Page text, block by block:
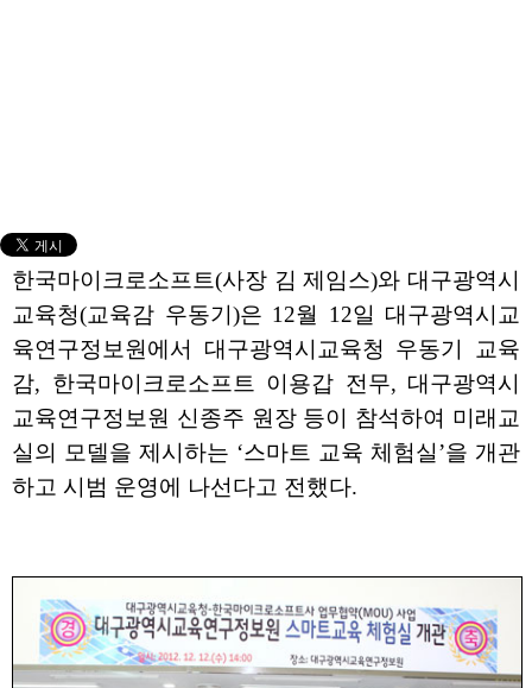
한국마이크로소프트(사장 김 제임스)와 대구광역시
교육청(교육감 우동기)은 12월 12일 대구광역시교
육연구정보원에서 대구광역시교육청 우동기 교육
감, 한국마이크로소프트 이용갑 전무, 대구광역시
교육연구정보원 신종주 원장 등이 참석하여 미래교
실의 모델을 제시하는 ‘스마트 교육 체험실’을 개관
하고 시범 운영에 나선다고 전했다.